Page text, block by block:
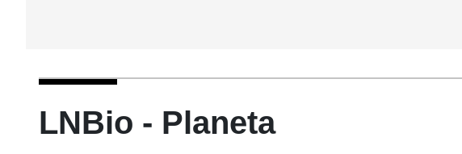
LNBio - Planeta